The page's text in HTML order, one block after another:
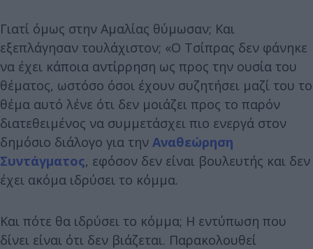
Γιατί όμως στην Αμαλίας θύμωσαν; Και
εξεπλάγησαν τουλάχιστον; «Ο Τσίπρας δεν φάνηκε
να έχει κάποια αντίρρηση ως προς την ουσία του
θέματος, ωστόσο όσοι έχουν συζητήσει μαζί του το
θέμα αυτό λένε ότι δεν μοιάζει προς το παρόν
διατεθειμένος να συμμετάσχει πιο ενεργά στον
δημόσιο διάλογο για την Αναθεώρηση
Συντάγματος, εφόσον δεν είναι βουλευτής και δεν
έχει ακόμα ιδρύσει το κόμμα.
Και πότε θα ιδρύσει το κόμμα; Η εντύπωση που
δίνει είναι ότι δεν βιάζεται. Παρακολουθεί